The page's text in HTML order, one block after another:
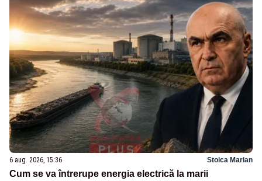
6 aug. 2026, 15:36 Stoica Marian
Cum se va întrerupe energia electrică la marii